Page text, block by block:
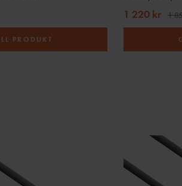
PRODUKT
1 220 kr 1